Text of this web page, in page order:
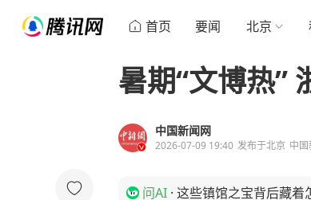
首页 要闻 北京
暑期“文博热”
中国新闻网
2026-07-09 19:40 发布于北京 中
问AI · 这些镇馆之宝背后藏着